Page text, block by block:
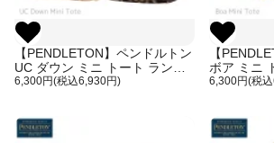
【PENDLETON】ペンドルトン
UC ダウン ミニ トート ランチ
バッグ ネイティブ柄
6,300円(税込6,930円)
【
ボア ミニ
ネイティ
6,300円(税